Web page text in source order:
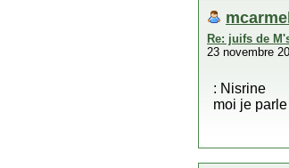
Re: juifs de
23 novembre
: Nisrine
moi je